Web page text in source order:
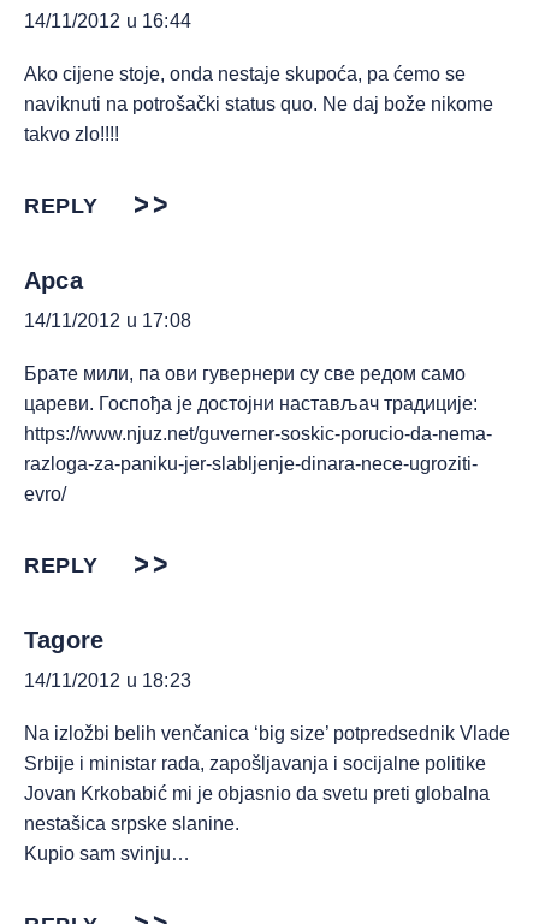
14/11/2012 u 16:44
Ako cijene stoje, onda nestaje skupoća, pa ćemo se
naviknuti na potrošački status quo. Ne daj bože nikome
takvo zlo!!!!
REPLY
Apca
14/11/2012 u 17:08
Брате мили, па ови гувернери су све редом само
цареви. Госпођа је достојни настављач традиције:
https://www.njuz.net/guverner-soskic-porucio-da-nema-
razloga-za-paniku-jer-slabljenje-dinara-nece-ugroziti-
evro/
REPLY
Tagore
14/11/2012 u 18:23
Na izložbi belih venčanica ‘big size’ potpredsednik Vlade
Srbije i ministar rada, zapošljavanja i socijalne politike
Jovan Krkobabić mi je objasnio da svetu preti globalna
nestašica srpske slanine.
Kupio sam svinju…